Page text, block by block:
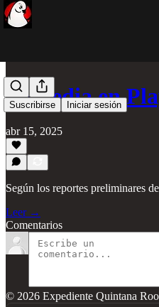
Suscribirse Iniciar sesión
Tragedia en
abr 15, 2025
Según los reportes preliminares
Leer →
Comentarios
© 2026 Expediente Quintana Roo